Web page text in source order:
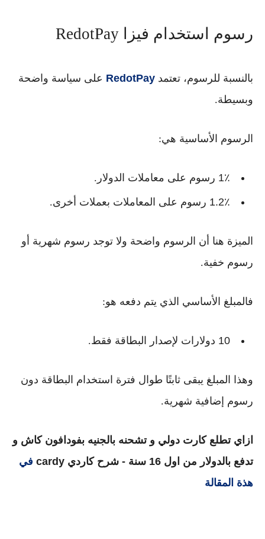
رسوم استخدام فيزا RedotPay
بالنسبة للرسوم، تعتمد RedotPay على سياسة واضحة
وبسيطة.
الرسوم الأساسية هي:
1٪ رسوم على معاملات الدولار .
1.2٪ رسوم على المعاملات بعملات أخرى .
الميزة هنا أن الرسوم واضحة ولا توجد رسوم شهرية أو
رسوم خفية.
فالمبلغ الأساسي الذي يتم دفعه هو:
10 دولارات لإصدار البطاقة فقط.
وهذا المبلغ يبقى ثابتًا طوال فترة استخدام البطاقة دون
رسوم إضافية شهرية.
ازاي تطلع كارت دولي و تشحنه بالجنيه بفودافون كاش و
تدفع بالدولار من اول 16 سنة - شرح كاردي cardy
في
هذة المقالة